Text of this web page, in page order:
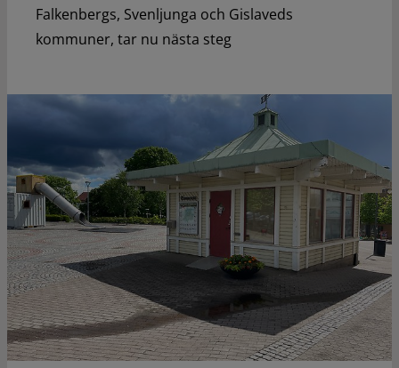
Falkenbergs, Svenljunga och Gislaveds
kommuner, tar nu nästa steg